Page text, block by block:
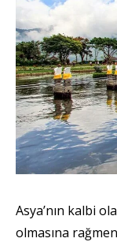
Asya’nın kalbi
olmasına